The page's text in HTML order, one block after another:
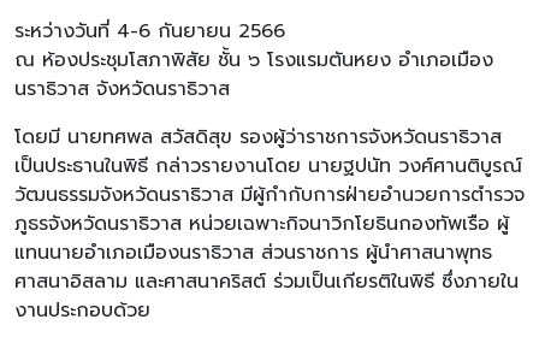
ระหว่างวันที่ 4-6 กันยายน 2566
ณ ห้องประชุมโสภาพิสัย ชั้น ๖ โรงแรมตันหยง อำเภอเมือง
นราธิวาส จังหวัดนราธิวาส
โดยมี นายทศพล สวัสดิสุข รองผู้ว่าราชการจังหวัดนราธิวาส
เป็นประธานในพิธี กล่าวรายงานโดย นายฐปนัท วงศ์ศานติบูรณ์
วัฒนธรรมจังหวัดนราธิวาส มีผู้กำกับการฝ่ายอำนวยการตำรวจ
ภูธรจังหวัดนราธิวาส หน่วยเฉพาะกิจนาวิกโยธินกองทัพเรือ ผู้
แทนนายอำเภอเมืองนราธิวาส ส่วนราชการ ผู้นำศาสนาพุทธ
ศาสนาอิสลาม และศาสนาคริสต์ ร่วมเป็นเกียรติในพิธี ซึ่งภายใน
งานประกอบด้วย